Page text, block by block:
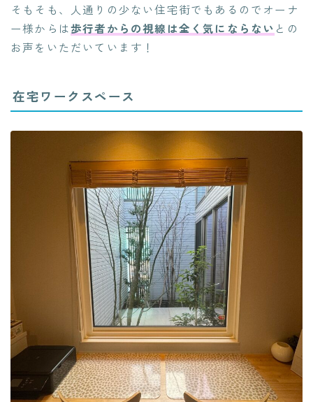
そもそも、人通りの少ない住宅街でもあるのでオーナ
ー様からは歩行者からの視線は全く気にならない との
お声をいただいています！
在宅ワークスペース